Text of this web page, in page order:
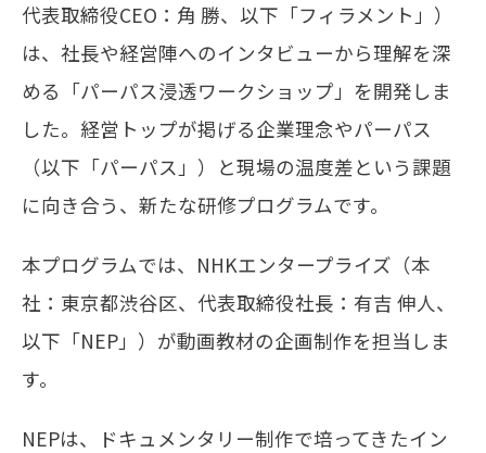
メールマガジン
お問い合わせ
代表取締役CEO：角 勝、以下「フィラメント」）
は、社長や経営陣へのインタビューから理解を深
める「パーパス浸透ワークショップ」を開発しま
した。経営トップが掲げる企業理念やパーパス
（以下「パーパス」）と現場の温度差という課題
に向き合う、新たな研修プログラムです。
本プログラムでは、NHKエンタープライズ（本
社：東京都渋谷区、代表取締役社長：有吉 伸人、
以下「NEP」）が動画教材の企画制作を担当しま
す。
NEPは、ドキュメンタリー制作で培ってきたイン